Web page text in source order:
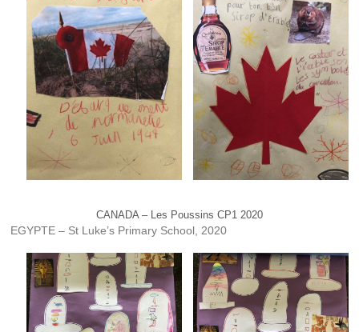
CANADA – Les Poussins CP1 2020
EGYPTE – St Luke’s Primary School, 2020